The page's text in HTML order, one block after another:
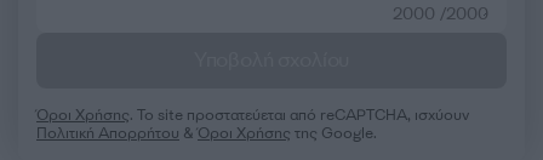
2000 /2000
Όροι Χρήσης. Το site προστατεύεται από reCAPTCHA, ισχύουν
Πολιτική Απορρήτου &Όροι Χρήσης της Google.